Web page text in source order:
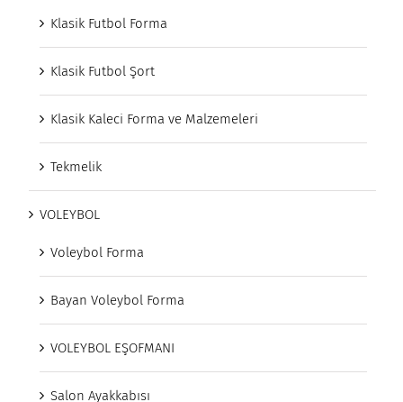
Klasik Futbol Forma
Klasik Futbol Şort
Klasik Kaleci Forma ve Malzemeleri
Tekmelik
VOLEYBOL
Voleybol Forma
Bayan Voleybol Forma
VOLEYBOL EŞOFMANI
Salon Ayakkabısı